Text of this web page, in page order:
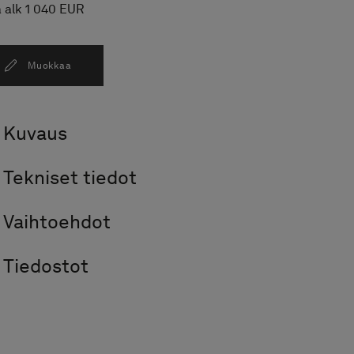
1 040 EUR
Muokkaa
Kuvaus
Tekniset tiedot
Vaihtoehdot
Tiedostot